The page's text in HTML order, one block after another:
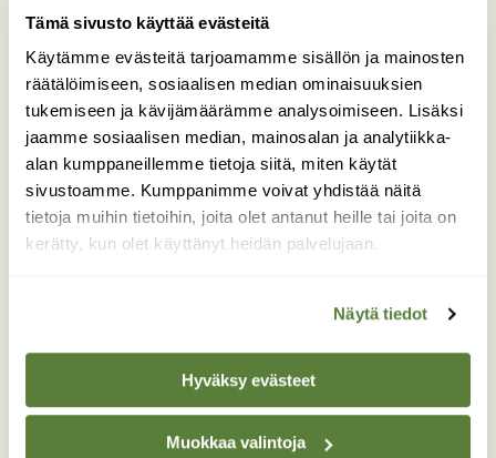
Tämä sivusto käyttää evästeitä
Käytämme evästeitä tarjoamamme sisällön ja mainosten
räätälöimiseen, sosiaalisen median ominaisuuksien
tukemiseen ja kävijämäärämme analysoimiseen. Lisäksi
jaamme sosiaalisen median, mainosalan ja analytiikka-
alan kumppaneillemme tietoja siitä, miten käytät
sivustoamme. Kumppanimme voivat yhdistää näitä
tietoja muihin tietoihin, joita olet antanut heille tai joita on
kerätty, kun olet käyttänyt heidän palvelujaan.
Näytä tiedot
Hyväksy evästeet
Muokkaa valintoja
Lisää aiheesta